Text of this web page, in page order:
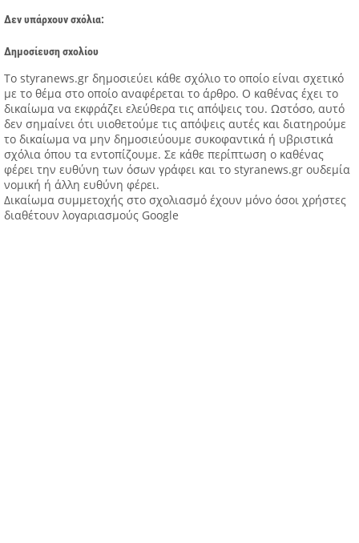
Δεν υπάρχουν σχόλια:
Δημοσίευση σχολίου
Tο styranews.gr δημοσιεύει κάθε σχόλιο το οποίο είναι σχετικό
με το θέμα στο οποίο αναφέρεται το άρθρο. Ο καθένας έχει το
δικαίωμα να εκφράζει ελεύθερα τις απόψεις του. Ωστόσο, αυτό
δεν σημαίνει ότι υιοθετούμε τις απόψεις αυτές και διατηρούμε
το δικαίωμα να μην δημοσιεύουμε συκοφαντικά ή υβριστικά
σχόλια όπου τα εντοπίζουμε. Σε κάθε περίπτωση ο καθένας
φέρει την ευθύνη των όσων γράφει και το styranews.gr ουδεμία
νομική ή άλλη ευθύνη φέρει.
Δικαίωμα συμμετοχής στο σχολιασμό έχουν μόνο όσοι χρήστες
διαθέτουν λογαριασμούς Google